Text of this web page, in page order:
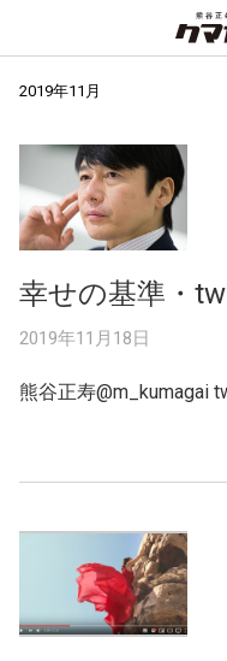
2019年11月
幸せの基準・
2019年11月18日
熊谷正寿@m_kumagai